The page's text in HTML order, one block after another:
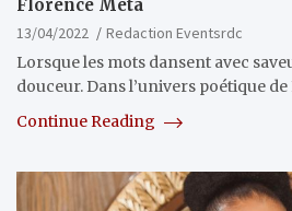
Florence Meta
13/04/2022
Redaction Eventsrdc
Lorsque les mots dansent avec
douceur. Dans l’univers poétique
Continue Reading